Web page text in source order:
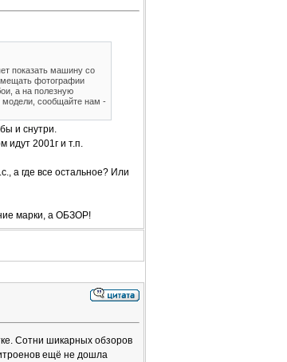
показать машину со
фотографии
а на полезную
сообщайте нам -
и снутри.
идут 2001г и т.п.
а где все остальное? Или
марки, а ОБЗОР!
Сотни шикарных обзоров
ещё не дошла